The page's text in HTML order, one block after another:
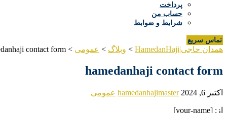
پرداخت
حساب من
شرایط و ضوابط
تماس سریع
همدان حاجی|HamedanHaji > وبلاگ > عمومی >
contact form
hamedanhaji contact form
اکتبر 6, 2024 hamedanhajimaster عمومی
از: [your-name]